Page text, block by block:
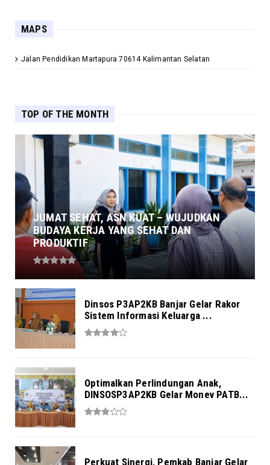
MAPS
Jalan Pendidikan Martapura 70614 Kalimantan Selatan
TOP OF THE MONTH
JUMAT SEHAT, ASN KUAT – WUJUDKAN
BUDAYA KERJA YANG SEHAT DAN
PRODUKTIF
Dinsos P3AP2KB Banjar Gelar Rakor
Sistem Informasi Keluarga ...
Optimalkan Perlindungan Anak,
DINSOSP3AP2KB Gelar Monev PATB...
Perkuat Sinergi, Pemkab Banjar Gelar